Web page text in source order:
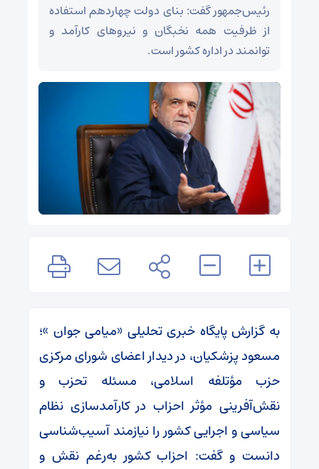
رئیس‌جمهور گفت: بنای دولت چهاردهم استفاده
از ظرفیت همه نخبگان و نیرو‌های کارآمد و
توانمند در اداره کشور است.
به گزارش پایگاه خبری تحلیلی «میامی جوان »؛
مسعود پزشکیان، در دیدار اعضای شورای مرکزی
حزب مؤتلفه اسلامی، مسئله تحزب و
نقش‌آفرینی مؤثر احزاب در کارآمد‌سازی نظام
سیاسی و اجرایی کشور را نیازمند آسیب‌شناسی
دانست و گفت‌: احزاب کشور به‌رغم نقش و